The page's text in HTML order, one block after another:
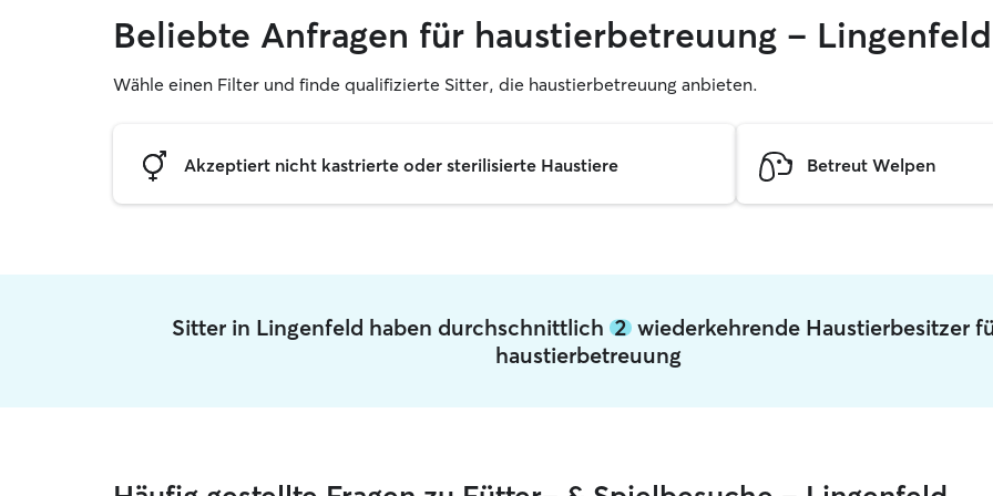
Beliebte Anfragen für haustierbetreuung – Lingenfeld
Wähle einen Filter und finde qualifizierte Sitter, die haustierbetreuung anbieten.
Akzeptiert nicht kastrierte oder sterilisierte Haustiere Betreut Welpen
Sitter in Lingenfeld haben durchschnittlich2 wiederkehrende Haustierbesitzer
haustierbetreuung